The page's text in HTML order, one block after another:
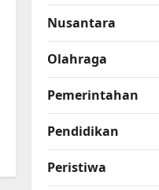
Nusantara
Olahraga
Pemerintahan
Pendidikan
Peristiwa